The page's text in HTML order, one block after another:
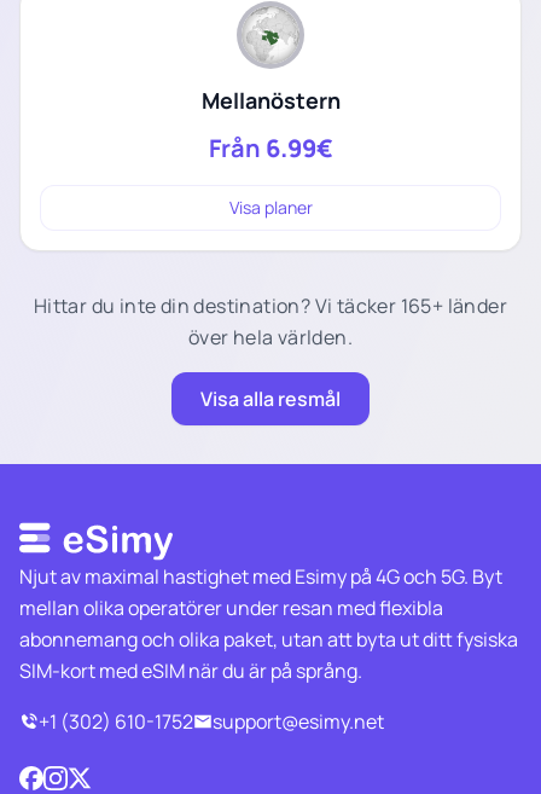
Mellanöstern
Från 6.99€
Visa planer
Hittar du inte din destination? Vi täcker 165+ länder
över hela världen.
Visa alla resmål
Njut av maximal hastighet med Esimy på 4G och 5G. Byt
mellan olika operatörer under resan med flexibla
abonnemang och olika paket, utan att byta ut ditt fysiska
SIM-kort med eSIM när du är på språng.
+1 (302) 610-1752
support@esimy.net